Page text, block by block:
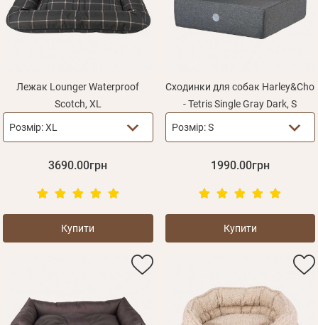
Лежак Lounger Waterproof
Scotch, XL
Розмір:XL
3690.00грн
Купити
Сходинки для собак Harley&Cho
- Tetris Single Gray Dark, S
Розмір:S
1990.00грн
Купити